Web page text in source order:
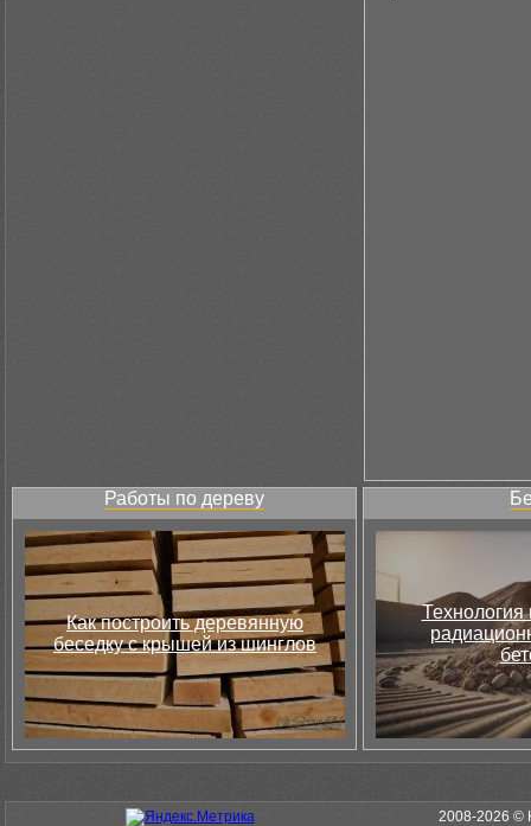
Работы по дереву
Как построить деревянную
беседку с крышей из шинглов
Технология
2008-2026 ©